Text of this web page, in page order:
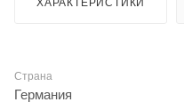
ХАРАКТЕРИСТИКИ
Страна
Германия